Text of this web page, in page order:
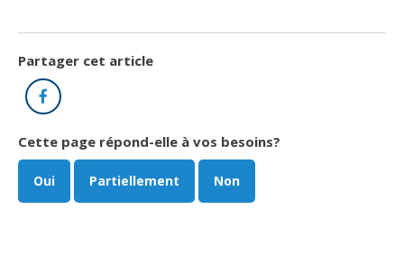
Partager cet article
Facebook
Cette page répond-elle à vos besoins?
Oui Partiellement Non